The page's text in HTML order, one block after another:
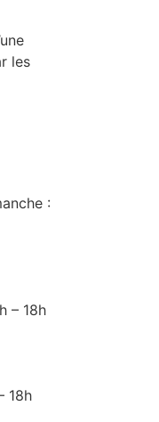
les
:
– 18h
18h